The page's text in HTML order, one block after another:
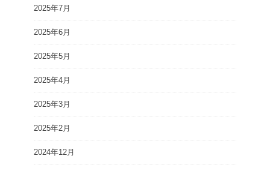
2025年7月
2025年6月
2025年5月
2025年4月
2025年3月
2025年2月
2024年12月